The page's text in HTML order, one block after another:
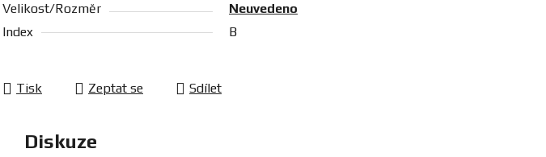
Velikost/Rozměr
Neuvedeno
Index
B
Tisk Zeptat se Sdílet
Diskuze